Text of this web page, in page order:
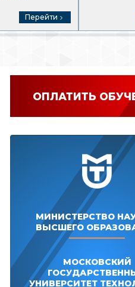
Перейти
ОПЛАТИТЬ
МИНИСТЕРСТВО
ВЫСШЕГО
МОСКОВСКИЙ
УНИВЕРСИТЕТ